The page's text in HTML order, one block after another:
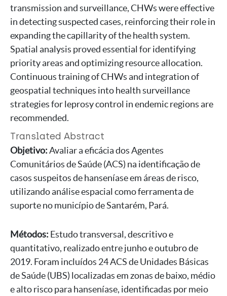
transmission and surveillance, CHWs were effective
in detecting suspected cases, reinforcing their role in
expanding the capillarity of the health system.
Spatial analysis proved essential for identifying
priority areas and optimizing resource allocation.
Continuous training of CHWs and integration of
geospatial techniques into health surveillance
strategies for leprosy control in endemic regions are
recommended.
Translated Abstract
Objetivo:Avaliar a eficácia dos Agentes
Comunitários de Saúde (ACS) na identificação de
casos suspeitos de hanseníase em áreas de risco,
utilizando análise espacial como ferramenta de
suporte no município de Santarém, Pará.
Métodos: Estudo transversal, descritivo e
quantitativo, realizado entre junho e outubro de
2019. Foram incluídos 24 ACS de Unidades Básicas
de Saúde (UBS) localizadas em zonas de baixo, médio
e alto risco para hanseníase, identificadas por meio